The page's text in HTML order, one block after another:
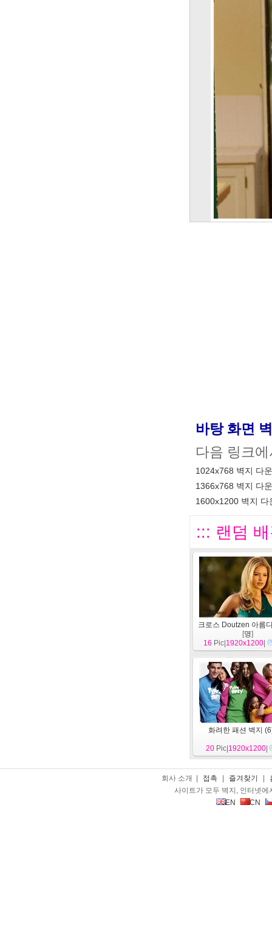
바탕 화면
다음 링크
1024x768 벽지 다
1366x768 벽지 다
1600x1200 벽지 다
::: 랜덤
크로스 Doutzen 아름
[명]
16 Pic| 1920x1200
화려한 패션 벽지
20 Pic| 1920x1200
회사 소개 | 접촉 즐겨찾기
사이트가 모두 벽지, 인터넷
EN
CN